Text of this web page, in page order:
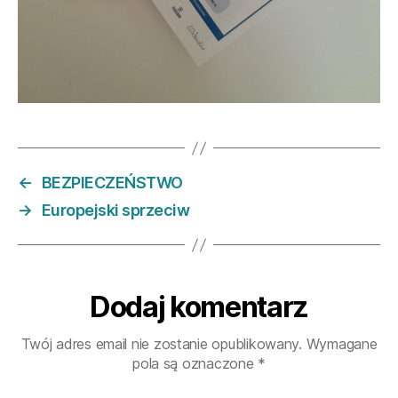
←
BEZPIECZEŃSTWO
→
Europejski sprzeciw
Dodaj komentarz
Twój adres email nie zostanie opublikowany. Wymagane
pola są oznaczone *